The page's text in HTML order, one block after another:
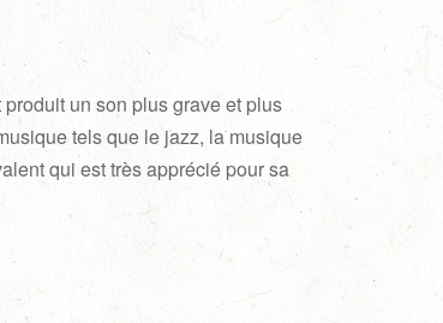
un son plus grave et plus
tels que le jazz, la musique
qui est très apprécié pour sa